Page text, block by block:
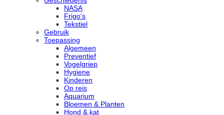
NASA
Frigo's
Tekstiel
Gebruik
Toepassing
Algemeen
Preventief
Vogelgriep
Hygiene
Kinderen
Op reis
Aquarium
Bloemen & Planten
Hond & kat